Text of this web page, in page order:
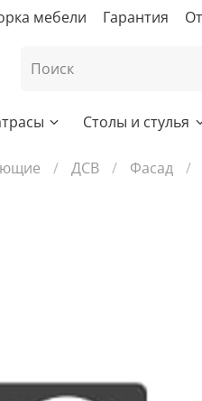
мебели Гарантия
Столы и стулья
ДСВ Фасад